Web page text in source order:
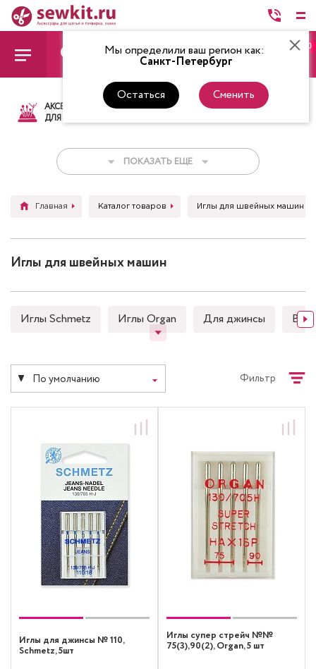
Мы определили ваш регион как:
Санкт-Петербург
Остаться Сменить
0
АКСЕССУАРЫ
ДЛЯ ШИТЬЯ
ТКАНИ НИТКИ
ПОКАЗАТЬ ЕЩЕ
Главная Каталог товаров Иглы для швейных машин
Иглы для швейных машин
Иглы Schmetz Иглы Organ Для джинсы
По умолчанию Фильтр
Иглы для джинсы № 110,
Schmetz, 5шт
Иглы супер cтрейч №№
75(3),90(2), Organ, 5 шт